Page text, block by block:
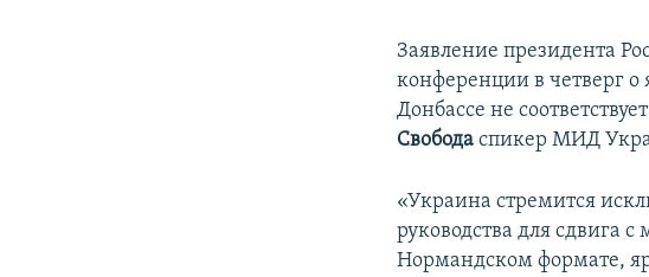
Заявление президента
конференции в четверг
Донбассе не
Свобода спикер МИД
«Украина стремится
руководства для сдвига
Нормандском формате,